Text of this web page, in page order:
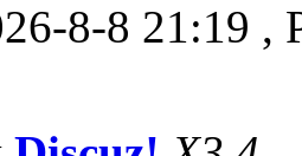
8-8 21:19 ,